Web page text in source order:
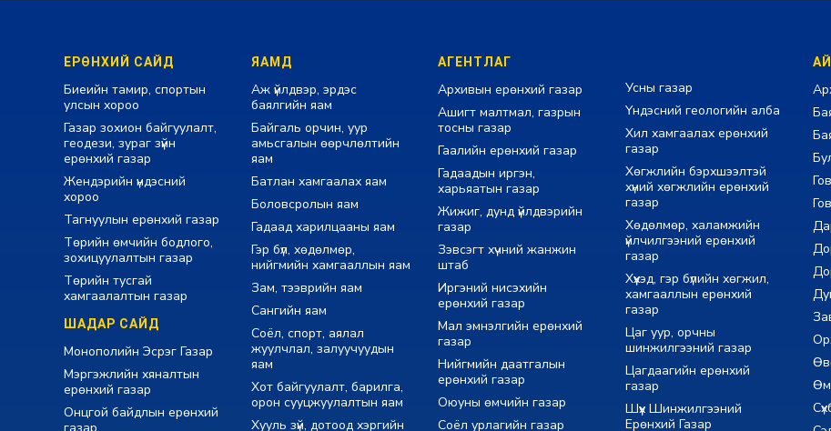
ЕРӨНХИЙ САЙД
Биеийн тамир, спортын
улсын хороо
Газар зохион байгуулалт,
геодези, зураг зүйн
ерөнхий газар
Жендэрийн үндэсний
хороо
Тагнуулын ерөнхий газар
Төрийн өмчийн бодлого,
зохицуулалтын газар
Төрийн тусгай
хамгаалалтын газар
ШАДАР САЙД
Монополийн Эсрэг Газар
Мэргэжлийн хяналтын
ерөнхий газар
Онцгой байдлын ерөнхий
ЯАМД
Аж үйлдвэр, эрдэс
баялгийн яам
Байгаль орчин, уур
амьсгалын өөрчлөлтийн
яам
Батлан хамгаалах яам
Боловсролын яам
Гадаад харилцааны яам
Гэр бүл, хөдөлмөр,
нийгмийн хамгааллын яам
Зам, тээврийн яам
Сангийн яам
Соёл, спорт, аялал
жуулчлал, залуучуудын
яам
Хот байгуулалт, барилга,
орон сууцжуулалтын яам
Хууль зүй, дотоод хэргийн
АГЕНТЛАГ
Архивын ерөнхий газар
Ашигт малтмал, газрын
тосны газар
Гаалийн ерөнхий газар
Гадаадын иргэн,
харьяатын газар
Жижиг, дунд үйлдвэрийн
газар
Зэвсэгт хүчний жанжин
штаб
Иргэний нисэхийн
ерөнхий газар
Мал эмнэлгийн ерөнхий
газар
Нийгмийн даатгалын
ерөнхий газар
Оюуны өмчийн газар
Соёл урлагийн газар
Усны газар
Үндэсний геологийн алба
Хил хамгаалах ерөнхий
газар
Хөгжлийн бэрхшээлтэй
хүний хөгжлийн ерөнхий
газар
Хөдөлмөр, халамжийн
үйлчилгээний ерөнхий
газар
Хүүхэд, гэр бүлийн хөгжил,
хамгааллын ерөнхий
газар
Цаг уур, орчны
шинжилгээний газар
Цагдаагийн ерөнхий
газар
Шүүх Шинжилгээний
Ерөнхий Газар